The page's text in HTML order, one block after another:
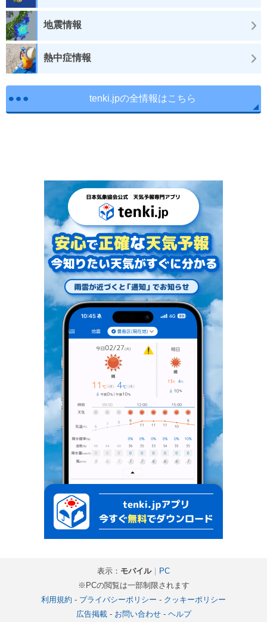
地震情報
熱中症情報
tenki.jpの全情報はこちら
表示： モバイル｜ PC
※PCの閲覧は一部制限されます
利用規約 - プライバシーポリシー - クッキーポリシー
広告掲載- お問い合わせ- ヘルプ